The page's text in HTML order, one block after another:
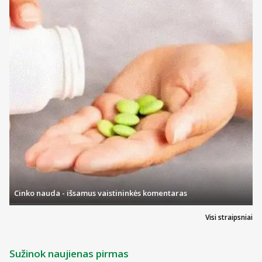
Jeigu per dvi savaites Jūsų savijauta nepagerėjo arba net
Kas yra LILANDOR ir kam jis vartojamas
Kas žinotina prieš vartojant LILANDOR
Kaip vartoti LILANDOR
Galimas šalutinis poveikis
Kaip laikyti LILANDOR
Pakuotės turinys ir kita informacija
Kas yra LILANDOR ir kam jis vartojamas
Visi straipsniai
Cinko nauda - išsamus vaistininkės komentaras
Sužinok naujienas pirmas